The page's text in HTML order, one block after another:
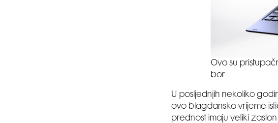
Ovo su
bor
U posljednjih nekoliko
ovo blagdansko vrijeme
prednost imaju veliki